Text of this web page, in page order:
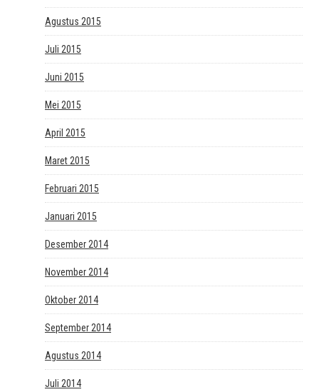
Agustus 2015
Juli 2015
Juni 2015
Mei 2015
April 2015
Maret 2015
Februari 2015
Januari 2015
Desember 2014
November 2014
Oktober 2014
September 2014
Agustus 2014
Juli 2014